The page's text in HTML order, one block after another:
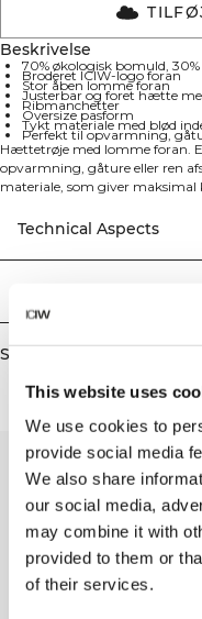
This website uses
We use cookies to
provide social media
We also share
our social media,
may combine it with
provided to them or
of their services.
Beskrivelse
70% økologisk bomuld,
Broderet ICIW-logo foran
Stor åben lomme foran
Justerbar og foret hætte
Ribmanchetter
Oversize pasform
Tykt materiale med blød
Perfekt til opvarmning,
Hættetrøje med lomme foran.
opvarmning, gåture eller ren
materiale, som giver maksimal
praktisk opbevaring.
ICIW-logo foran tilføjer et
hætte, stor åben lomme foran,
Technical Aspects
Similar products